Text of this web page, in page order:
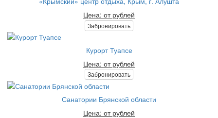
Цена: от рублей
Забронировать
Курорт Туапсе
Цена: от рублей
Забронировать
Санатории Брянской области
Цена: от рублей